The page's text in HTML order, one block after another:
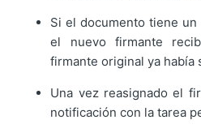
Si el documento tiene
el nuevo firmante
firmante original ya había
Una vez reasignado el
notificación con la tarea